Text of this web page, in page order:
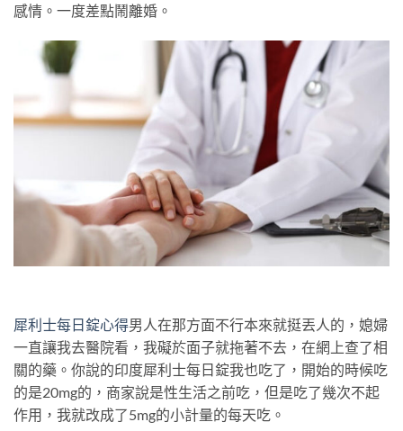
感情。一度差點鬧離婚。
犀利士每日錠心得男人在那方面不行本來就挺丟人的，媳婦
一直讓我去醫院看，我礙於面子就拖著不去，在網上查了相
關的藥。你說的印度犀利士每日錠我也吃了，開始的時候吃
的是20mg的，商家說是性生活之前吃，但是吃了幾次不起
作用，我就改成了5mg的小計量的每天吃。